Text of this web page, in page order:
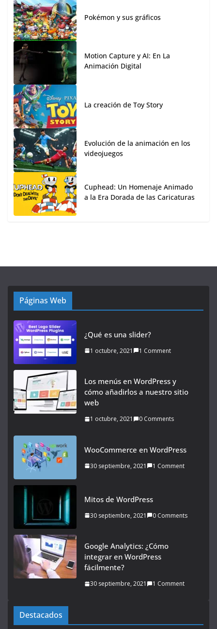
Pokémon y sus gráficos
Motion Capture y AI: En La
Animación Digital
La creación de Toy Story
Evolución de la animación en los
videojuegos
Cuphead: Un Homenaje Animado
a la Era Dorada de las Caricaturas
Páginas Web
¿Qué es una slider?
1 octubre, 2021 1 Comment
Los menús en WordPress y
cómo añadirlos a nuestro sitio
web
1 octubre, 2021 0 Comments
WooCommerce en WordPress
30 septiembre, 2021 1 Comment
Mitos de WordPress
30 septiembre, 2021 0 Comments
Google Analytics: ¿Cómo
integrar en WordPress
fácilmente?
30 septiembre, 2021 1 Comment
Destacados